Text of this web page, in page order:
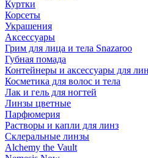
Куртки
Корсеты
Украшения
Аксессуары
Грим для лица и тела Snazaroo
Губная помада
Контейнеры и аксессуары для
Косметика для волос и тела
Лак и гель для ногтей
Линзы цветные
Парфюмерия
Растворы и капли для линз
Склеральные линзы
Alchemy the Vault